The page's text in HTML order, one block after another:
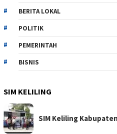
BERITA LOKAL
POLITIK
PEMERINTAH
BISNIS
SIM KELILING
SIM Keliling